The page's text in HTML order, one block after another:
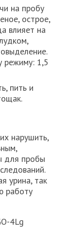
на пробу
острое,
влияет на
режиму: 1,5
пить и
нарушить,
для пробы
урина, так
работу
4Lg